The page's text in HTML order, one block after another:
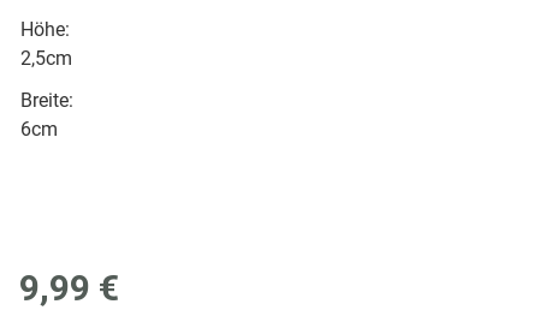
Höhe:
2,5cm
Breite:
6cm
9,99 €